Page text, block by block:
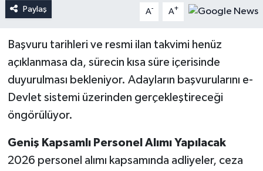
Paylaş A- A+
Başvuru tarihleri ve resmi ilan takvimi henüz
açıklanmasa da, sürecin kısa süre içerisinde
duyurulması bekleniyor. Adayların başvurularını e-
Devlet sistemi üzerinden gerçekleştireceği
öngörülüyor.
Geniş Kapsamlı Personel Alımı Yapılacak
2026 personel alımı kapsamında adliyeler, ceza